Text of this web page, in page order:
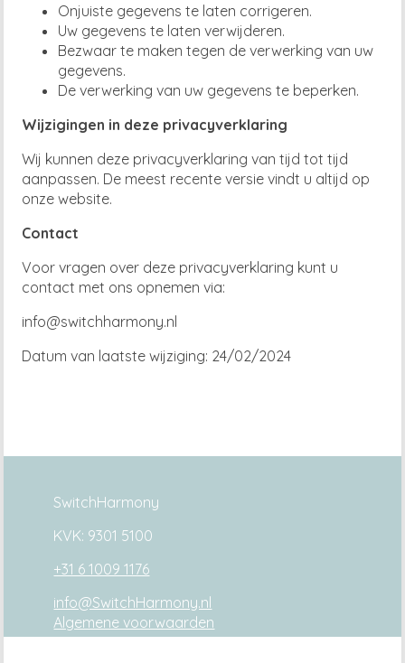
Onjuiste gegevens te laten corrigeren.
Uw gegevens te laten verwijderen.
Bezwaar te maken tegen de verwerking van uw
gegevens.
De verwerking van uw gegevens te beperken.
Wijzigingen in deze privacyverklaring
Wij kunnen deze privacyverklaring van tijd tot tijd
aanpassen. De meest recente versie vindt u altijd op
onze website.
Contact
Voor vragen over deze privacyverklaring kunt u
contact met ons opnemen via:
info@switchharmony.nl
Datum van laatste wijziging: 24/02/2024
SwitchHarmony
KVK: 9301 5100
+31 6 1009 1176
info@SwitchHarmony.nl
Algemene voorwaarden